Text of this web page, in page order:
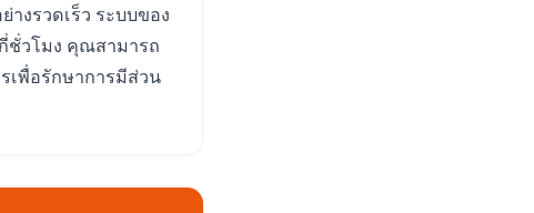
งรวดเร็ว ระบบของ
ชั่วโมง คุณสามารถ
เพื่อรักษาการมีส่วน